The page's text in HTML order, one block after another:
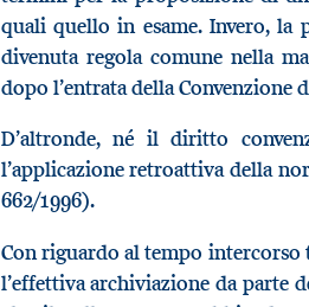
quali quello in esame. Invero,
divenuta regola comune nella
dopo l’entrata della Convenzione
D’altronde, né il diritto
l’applicazione retroattiva della
662/1996).
Con riguardo al tempo
l’effettiva archiviazione da parte